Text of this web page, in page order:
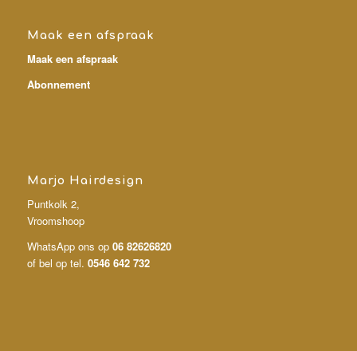
Maak een afspraak
Maak een afspraak
Abonnement
Marjo Hairdesign
Puntkolk 2,
Vroomshoop
WhatsApp ons op 06 82626820
of bel op tel. 0546 642 732